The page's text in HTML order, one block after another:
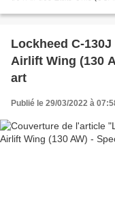
Lockheed C-
Airlift Wing (130
art
Publié le 29/03/2022 à